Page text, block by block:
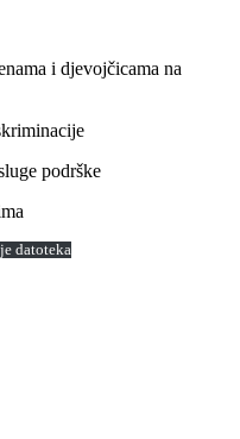
i djevojčicama na
podrške
datoteka